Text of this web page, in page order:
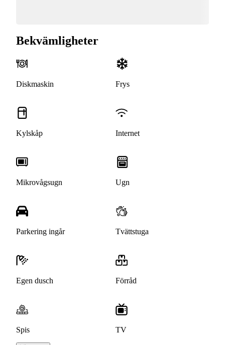
Bekvämligheter
Diskmaskin Frys
Kylskåp Internet
Mikrovågsugn Ugn
Parkering ingår Tvättstuga
Egen dusch Förråd
Spis TV